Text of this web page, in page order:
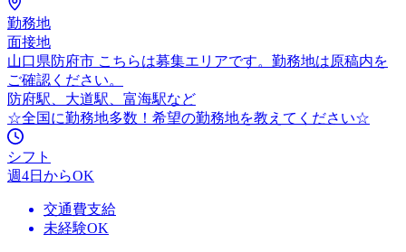
勤務地
面接地
山口県防府市 こちらは募集エリアです。勤務地は原稿内を
ご確認ください。
防府駅、大道駅、富海駅など
☆全国に勤務地多数！希望の勤務地を教えてください☆
シフト
週4日からOK
交通費支給
未経験OK